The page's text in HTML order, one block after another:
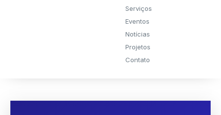
Serviços
Eventos
Notícias
Projetos
Contato